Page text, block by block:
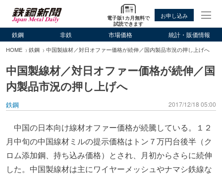
電子版1カ月無料で
試読できます
お申し込み
鉄鋼 非鉄 市場価格 統計・販価情報
HOME 鉄鋼 中国製線材／対日オファー価格が続伸／国内製品市況の押し上げへ
中国製線材／対日オファー価格が続伸／国
内製品市況の押し上げへ
鉄鋼 2017/12/18 05:00
中国の日本向け線材オファー価格が続騰している。１２
月中旬の中国線材ミルの提示価格はトン７万円台後半（ク
ロム添加鋼、持ち込み価格）とされ、月初からさらに続伸
した。中国製線材は主にワイヤーメッシュやナマシ鉄線な